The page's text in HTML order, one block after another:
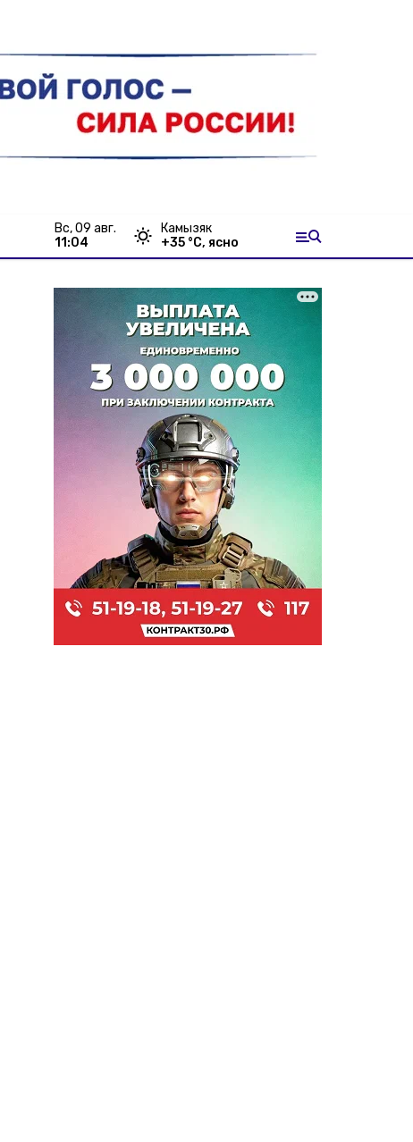
вс, 09 авг.
11:04
Камызяк
+35 °С, ясно